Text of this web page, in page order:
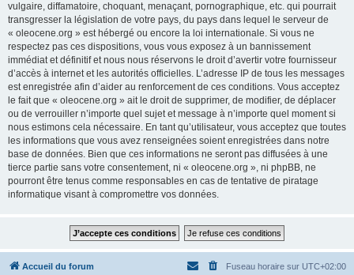
vulgaire, diffamatoire, choquant, menaçant, pornographique, etc. qui pourrait
transgresser la législation de votre pays, du pays dans lequel le serveur de
« oleocene.org » est hébergé ou encore la loi internationale. Si vous ne
respectez pas ces dispositions, vous vous exposez à un bannissement
immédiat et définitif et nous nous réservons le droit d’avertir votre fournisseur
d’accès à internet et les autorités officielles. L’adresse IP de tous les messages
est enregistrée afin d’aider au renforcement de ces conditions. Vous acceptez
le fait que « oleocene.org » ait le droit de supprimer, de modifier, de déplacer
ou de verrouiller n’importe quel sujet et message à n’importe quel moment si
nous estimons cela nécessaire. En tant qu’utilisateur, vous acceptez que toutes
les informations que vous avez renseignées soient enregistrées dans notre
base de données. Bien que ces informations ne seront pas diffusées à une
tierce partie sans votre consentement, ni « oleocene.org », ni phpBB, ne
pourront être tenus comme responsables en cas de tentative de piratage
informatique visant à compromettre vos données.
Accueil du forum Fuseau horaire sur UTC+02:00